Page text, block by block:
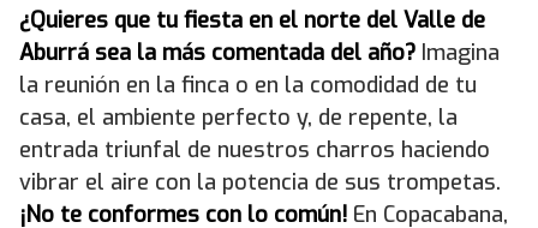
¿Quieres que tu fiesta en el norte del Valle de
Aburrá sea la más comentada del año? Imagina
la reunión en la finca o en la comodidad de tu
casa, el ambiente perfecto y, de repente, la
entrada triunfal de nuestros charros haciendo
vibrar el aire con la potencia de sus trompetas.
¡No te conformes con lo común! En Copacabana,